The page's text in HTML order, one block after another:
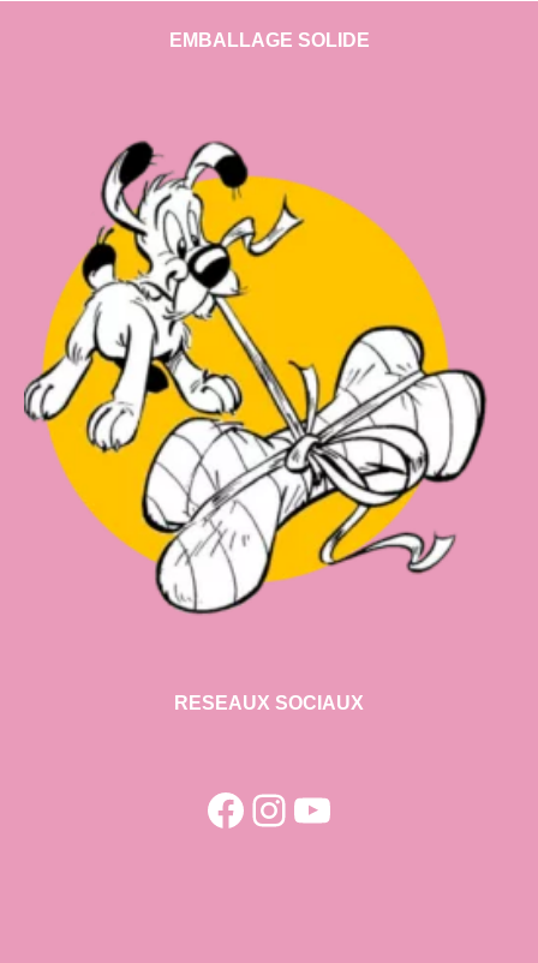
EMBALLAGE SOLIDE
RESEAUX SOCIAUX
Facebook
Instagram
YouTube